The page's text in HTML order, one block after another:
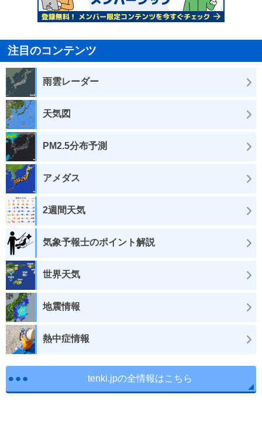
注目のコンテンツ
雨雲レーダー
天気図
PM2.5分布予測
アメダス
2週間天気
気象予報士のポイント解説
世界天気
地震情報
熱中症情報
tenki.jpの全情報はこちら